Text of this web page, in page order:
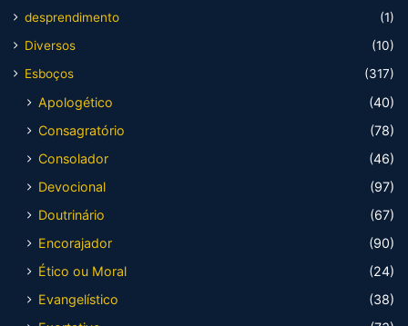
desprendimento
(1)
Diversos
(10)
Esboços
(317)
Apologético
(40)
Consagratório
(78)
Consolador
(46)
Devocional
(97)
Doutrinário
(67)
Encorajador
(90)
Ético ou Moral
(24)
Evangelístico
(38)